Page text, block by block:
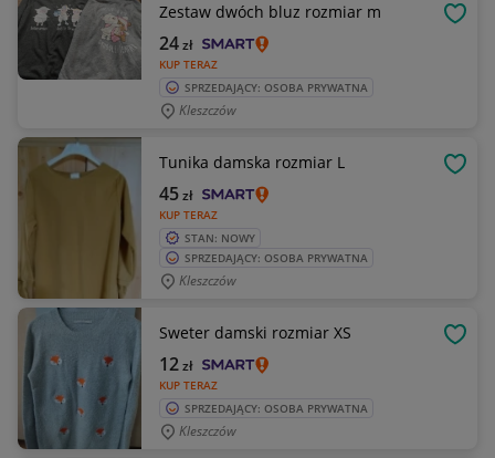
Zestaw dwóch bluz rozmiar m
KUP TERAZ
24zł
SPRZEDAJĄCY: OSOBA PRYWATNA
Kleszczów
Tunika damska rozmiar L
KUP TERAZ
45zł
STAN: NOWY
SPRZEDAJĄCY: OSOBA PRYWATNA
Kleszczów
Sweter damski rozmiar XS
KUP TERAZ
12zł
SPRZEDAJĄCY: OSOBA PRYWATNA
Kleszczów